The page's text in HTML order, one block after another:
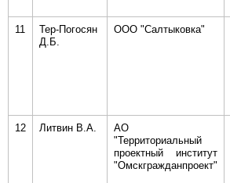
11
Тер-Погосян
Д.Б.
ООО "Салтыковка"
12 Литвин В.А.
АО
"Территориальный
проектный институт
"Омскгражданпроект"